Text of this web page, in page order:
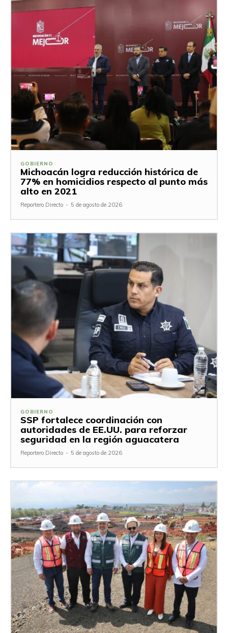
GOBIERNO
Michoacán logra reducción histórica de
77% en homicidios respecto al punto más
alto en 2021
Reportero Directo - 5 de agosto de 2026
GOBIERNO
SSP fortalece coordinación con
autoridades de EE.UU. para reforzar
seguridad en la región aguacatera
Reportero Directo - 5 de agosto de 2026